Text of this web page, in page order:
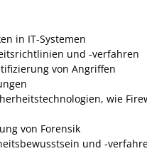
in IT-Systemen
und -verfahren
von Angriffen
wie
von Forensik
und -